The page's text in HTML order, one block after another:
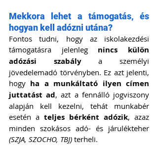
Mekkora lehet a támogatás, és
hogyan kell adózni utána?
Fontos tudni, hogy az iskolakezdési
támogatásra jelenleg nincs külön
adózási szabály a személyi
jövedelemadó törvényben. Ez azt jelenti,
hogy ha a munkáltató ilyen címen
juttatást ad, azt a fennálló jogviszony
alapján kell kezelni, tehát munkabér
esetén a teljes bérként adózik, azaz
(SZJA, SZOCHO, TBJ) terheli.